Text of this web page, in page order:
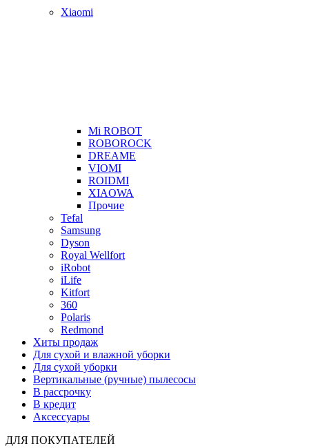
Xiaomi
Mi ROBOT
ROBOROCK
DREAME
VIOMI
ROIDMI
XIAOWA
Прочие
Tefal
Samsung
Dyson
Royal Wellfort
iRobot
iLife
Kitfort
360
Polaris
Redmond
Хиты продаж
Для сухой и влажной уборки
Для сухой уборки
Вертикальные (ручные) пылесосы
В рассрочку
В кредит
Аксессуары
ДЛЯ ПОКУПАТЕЛЕЙ